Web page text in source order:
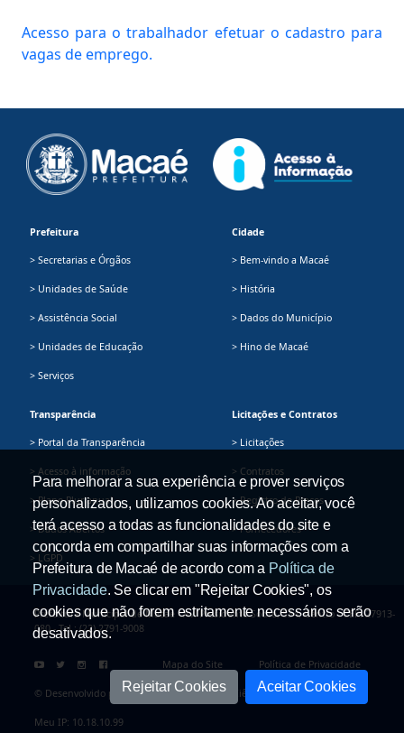
Acesso para o trabalhador efetuar o cadastro para
vagas de emprego.
Prefeitura
> Secretarias e Órgãos
> Unidades de Saúde
> Assistência Social
> Unidades de Educação
> Serviços
Cidade
> Bem-vindo a Macaé
> História
> Dados do Município
> Hino de Macaé
Transparência
> Portal da Transparência
> Acesso à informação
> Plano Plurianual
> Dados Abertos
> LGPD
Licitações e Contratos
> Licitações
> Contratos
> Registro de Preços
> Fornecedores
Prefeitura Municipal de Macaé - Av. Presidente Sodré, 534, Centro - CEP: 27913-
080 - Tel.: (22) 2791-9008
Mapa do Site Política de Privacidade
© Desenvolvido pela Secretaria Adjunta de Ciência e Tecnologia
Meu IP: 10.18.10.99
Para melhorar a sua experiência e prover serviços
personalizados, utilizamos cookies. Ao aceitar, você
terá acesso a todas as funcionalidades do site e
concorda em compartilhar suas informações com a
Prefeitura de Macaé de acordo com a Política de
Privacidade. Se clicar em "Rejeitar Cookies", os
cookies que não forem estritamente necessários serão
desativados.
Aceitar Cookies
Rejeitar Cookies